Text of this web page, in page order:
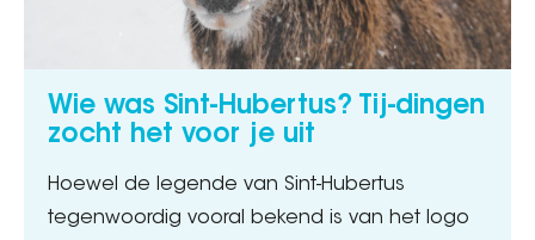
Wie was Sint-Hubertus? Tij-dingen
zocht het voor je uit
Hoewel de legende van Sint-Hubertus
tegenwoordig vooral bekend is van het logo